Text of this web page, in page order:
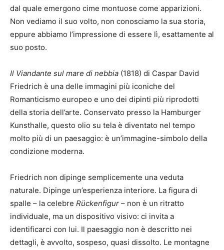
dal quale emergono cime montuose come apparizioni.
Non vediamo il suo volto, non conosciamo la sua storia,
eppure abbiamo l’impressione di essere lì, esattamente al
suo posto.
Il Viandante sul mare di nebbia (1818) di Caspar David
Friedrich è una delle immagini più iconiche del
Romanticismo europeo e uno dei dipinti più riprodotti
della storia dell’arte. Conservato presso la Hamburger
Kunsthalle, questo olio su tela è diventato nel tempo
molto più di un paesaggio: è un’immagine-simbolo della
condizione moderna.
Friedrich non dipinge semplicemente una veduta
naturale. Dipinge un’esperienza interiore. La figura di
spalle – la celebre Rückenfigur – non è un ritratto
individuale, ma un dispositivo visivo: ci invita a
identificarci con lui. Il paesaggio non è descritto nei
dettagli, è avvolto, sospeso, quasi dissolto. Le montagne